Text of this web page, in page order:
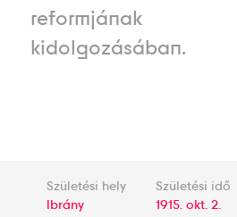
reformjának
kidolgozásában.
Születési hely
Ibrány
Születési idő
1915. okt. 2.